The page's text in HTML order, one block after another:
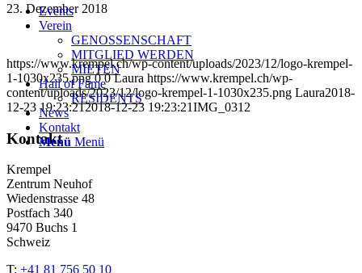
Events
Verein
GENOSSENSCHAFT
MITGLIED WERDEN
MIETEN
Hall of Fame
RESIDENTS
News
Kontakt
Menü Menü
23. Dezember 2018
https://www.krempel.ch/wp-content/uploads/2023/12/logo-krempel-
1-1030x235.png 0 0 Laura https://www.krempel.ch/wp-
content/uploads/2023/12/logo-krempel-1-1030x235.png Laura2018-
12-23 19:23:212018-12-23 19:23:21IMG_0312
Kontakt
Krempel
Zentrum Neuhof
Wiedenstrasse 48
Postfach 340
9470 Buchs 1
Schweiz
T: +41 81 756 50 10